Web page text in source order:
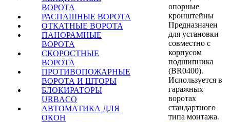
ВОРОТА
РАСПАШНЫЕ ВОРОТА
ОТКАТНЫЕ ВОРОТА
ПАНОРАМНЫЕ
ВОРОТА
СКОРОСТНЫЕ
ВОРОТА
ПРОТИВОПОЖАРНЫЕ
ВОРОТА И ШТОРЫ
БЛОКИРАТОРЫ
URBACO
АВТОМАТИКА ДЛЯ
ОКОН
опорные
кронштейны
Предназначен
для установки
совместно с
корпусом
подшипника
(BR0400).
Используется в
гаражных
воротах
стандартного
типа монтажа.